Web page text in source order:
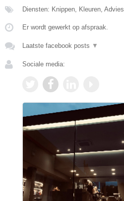
Diensten: Knippen, Kleuren, Advies
Er wordt gewerkt op afspraak.
Laatste facebook posts ▼
Sociale media: